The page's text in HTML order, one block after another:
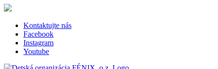
Skip
contentKontaktujte nás
Facebook
Instagram
Youtube